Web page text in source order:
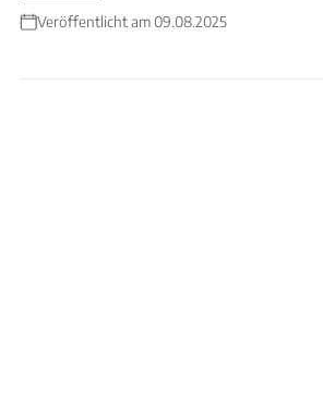
Veröffentlicht am 09.08.2025